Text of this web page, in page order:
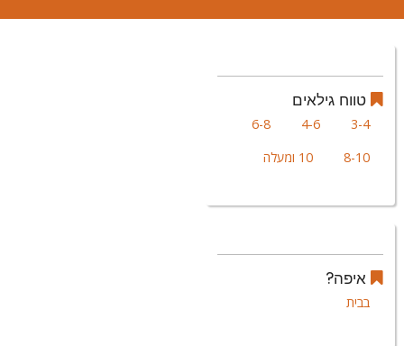
טווח גילאים
3-4
4-6
6-8
8-10
10 ומעלה
איפה?
בבית